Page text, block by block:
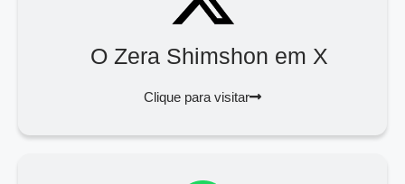
O Zera Shimshon em X
Clique para visitar